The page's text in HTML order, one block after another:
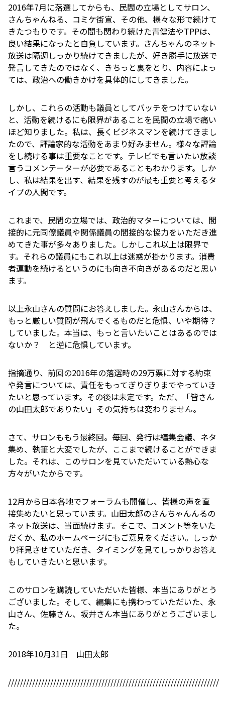
2016年7月に落選してからも、民間の立場としてサロン、
さんちゃんねる、コミケ街宣、その他、様々な形で続けて
きたつもりです。その間も関わり続けた青健法やTPPは、
良い結果になったと自負しています。さんちゃんのネット
放送は隔週しっかり続けてきましたが、好き勝手に放送で
発言してきたのではなく、きちっと裏をとり、内容によっ
ては、政治への働きかけを具体的にしてきました。
しかし、これらの活動も議員としてバッチをつけていない
と、活動を続けるにも限界があることを民間の立場で痛い
ほど知りました。私は、長くビジネスマンを続けてきまし
たので、評論家的な活動をあまり好みません。様々な評論
をし続ける事は重要なことです。テレビでも言いたい放談
言うコメンテーターが必要であることもわかります。しか
し、私は結果を出す、結果を残すのが最も重要と考えるタ
イプの人間です。
これまで、民間の立場では、政治的マターについては、間
接的に元同僚議員や関係議員の間接的な協力をいただき進
めてきた事が多々ありました。しかしこれ以上は限界で
す。それらの議員にもこれ以上は迷惑が掛かります。消費
者運動を続けるというのにも向き不向きがあるのだと思い
ます。
以上永山さんの質問にお答えしました。永山さんからは、
もっと厳しい質問が飛んでくるものだと危惧、いや期待？
していました。本当は、もっと言いたいことはあるのでは
ないか？ と逆に危惧しています。
指摘通り、前回の2016年の落選時の29万票に対する約束
や発言については、責任をもってぎりぎりまでやっていき
たいと思っています。その後は未定です。ただ、「皆さん
の山田太郎でありたい」その気持ちは変わりません。
さて、サロンももう最終回。毎回、発行は編集会議、ネタ
集め、執筆と大変でしたが、ここまで続けることができま
した。それは、このサロンを見ていただいている熱心な
方々がいたからです。
12月から日本各地でフォーラムも開催し、皆様の声を直
接集めたいと思っています。山田太郎のさんちゃんんるの
ネット放送は、当面続けます。そこで、コメント等をいた
だくか、私のホームページにもご意見をください。しっか
り拝見させていただき、タイミングを見てしっかりお答え
もしていきたいと思います。
このサロンを購読していただいた皆様、本当にありがとう
ございました。そして、編集にも携わっていただいた、永
山さん、佐藤さん、坂井さん本当にありがとうございまし
た。
2018年10月31日 山田太郎
//////////////////////////////////////////////////////////////////////